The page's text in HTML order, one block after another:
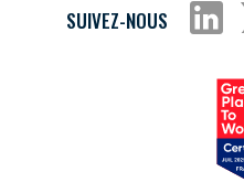
SUIVEZ-NOUS